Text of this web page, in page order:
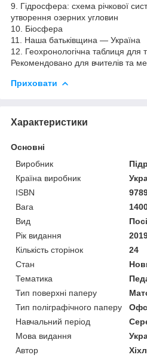
9. Гідросфера: схема річкової
утворення озерних угловин
10. Біосфера
11. Наша батьківщина — Україна
12. Геохронологічна таблиця для
Рекомендовано для вчителів та
Приховати
Характеристики
Основні
Виробник
Країна виробник
ISBN
Вага
Вид
Рік видання
Кількість сторінок
24
Стан
Тематика
Тип поверхні паперу
Тип поліграфічного паперу
Навчальний період
Мова видання
Автор